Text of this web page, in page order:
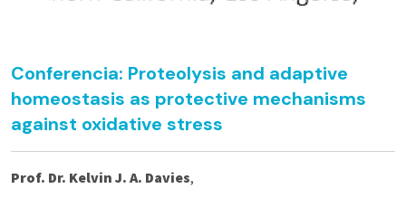
Conferencia: Proteolysis and adaptive
homeostasis as protective mechanisms
against oxidative stress
Prof. Dr. Kelvin J. A. Davies,